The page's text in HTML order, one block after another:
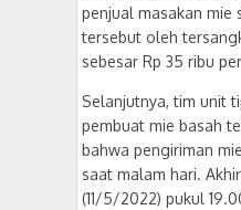
penjual masakan mie
tersebut oleh
sebesar Rp 35 ribu
Selanjutnya, tim unit
pembuat mie basah
bahwa pengiriman
saat malam hari.
(11/5/2022) pukul